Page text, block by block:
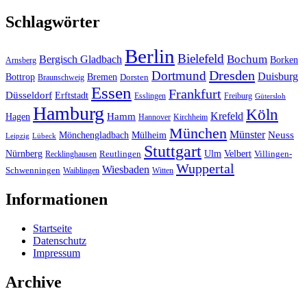
Schlagwörter
Arnsberg Bergisch Gladbach Berlin Bielefeld Bochum Borken
Bottrop Braunschweig Bremen Dorsten Dortmund Dresden Duisburg
Düsseldorf Erftstadt Essen Esslingen Frankfurt Freiburg Gütersloh
Hagen Hamburg Hamm Hannover Kirchheim Krefeld Köln
Leipzig Lübeck Mönchengladbach Mülheim München Münster Neuss
Nürnberg Recklinghausen Reutlingen Stuttgart Ulm Velbert Villingen-
Schwenningen Waiblingen Wiesbaden Witten Wuppertal
Informationen
Startseite
Datenschutz
Impressum
Archive